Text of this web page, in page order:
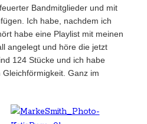
Bandmitglieder und mit
Ich habe, nachdem ich
habe eine Playlist mit meinen
angelegt und höre die jetzt
124 Stücke und ich habe
Ganz im